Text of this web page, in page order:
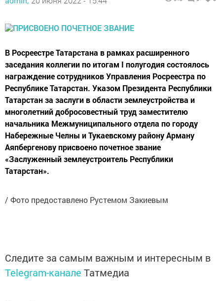
В Росреестре Татарстана в рамках расширенного
заседания коллегии по итогам I полугодия состоялось
награждение сотрудников Управления Росреестра по
Республике Татарстан. Указом Президента Республики
Татарстан за заслуги в области землеустройства и
многолетний добросовестный труд заместителю
начальника Межмуниципального отдела по городу
Набережные Челны и Тукаевскому району Арману
Аяпбергенову присвоено почетное звание
«Заслуженный землеустроитель Республики
Татарстан».
/ Фото предоставлено Рустемом Закиевым
Следите за самым важным и интересным в
Telegram-канале Татмедиа